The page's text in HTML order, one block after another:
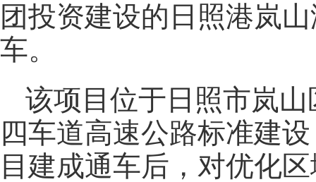
团投资建设的日照港岚
车。
该项目位于日照市岚
四车道高速公路标准建
目建成通车后，对优化